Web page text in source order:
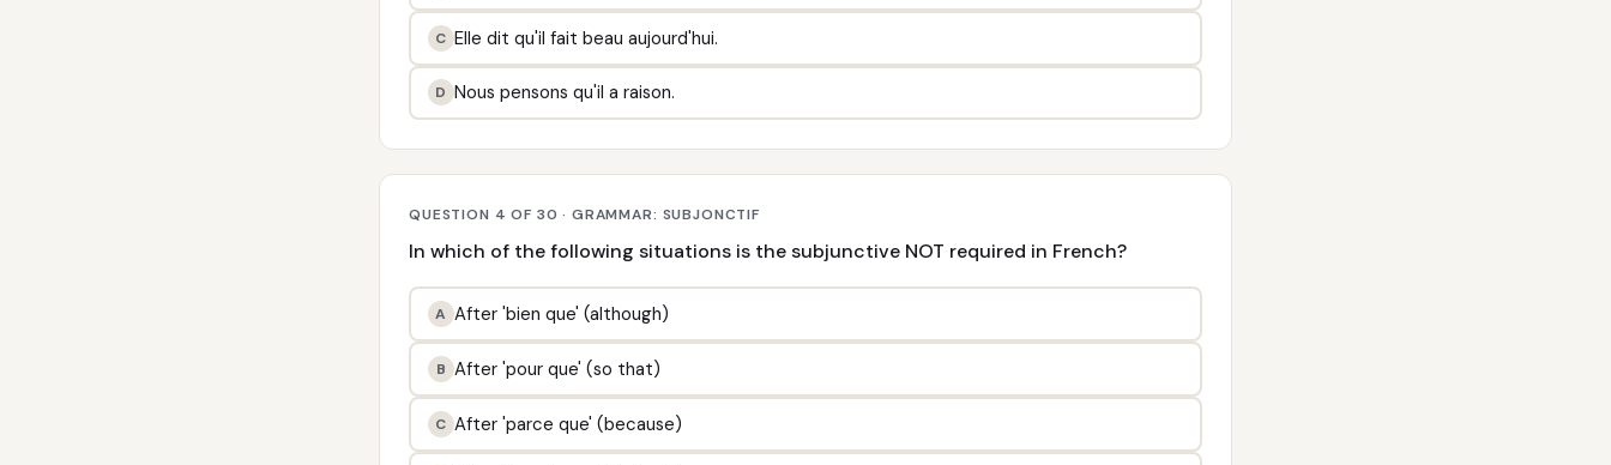
C Elle dit qu'il fait beau aujourd'hui.
D Nous pensons qu'il a raison.
QUESTION 4 OF 30 · GRAMMAR: SUBJONCTIF
In which of the following situations is the subjunctive NOT required in French?
A After 'bien que' (although)
B After 'pour que' (so that)
C After 'parce que' (because)